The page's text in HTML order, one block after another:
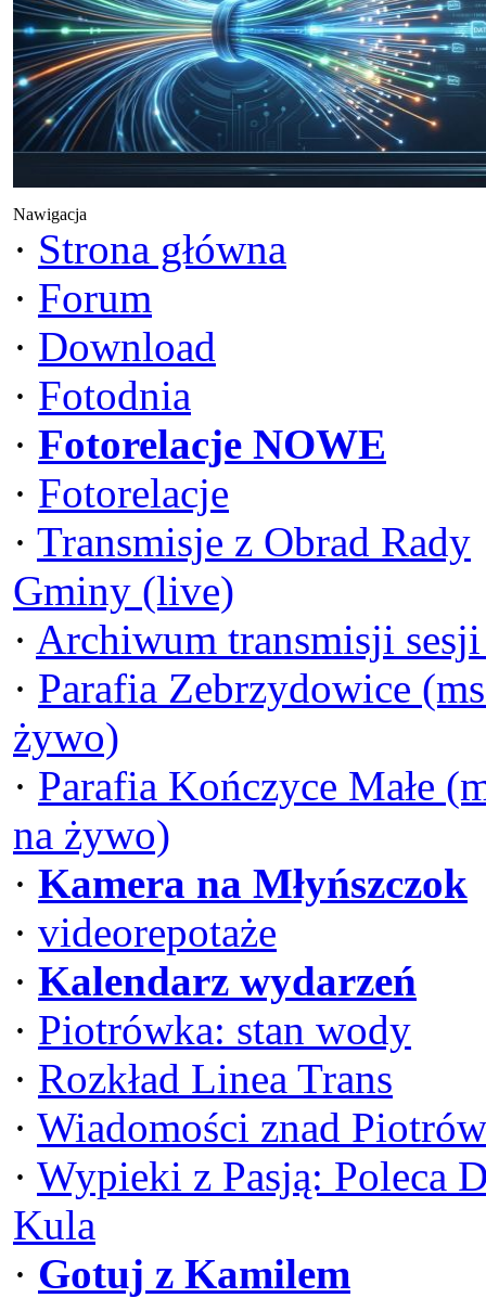
Nawigacja
· Strona główna
· Forum
· Download
· Fotodnia
· Fotorelacje NOWE
· Fotorelacje
· Transmisje z Obrad Rady
Gminy (live)
· Archiwum transmisji
· Parafia Zebrzydowice
żywo)
· Parafia Kończyce Małe
na żywo)
· Kamera na Młyńszczok
· videorepotaże
· Kalendarz wydarzeń
· Piotrówka: stan wody
· Rozkład Linea Trans
· Wiadomości znad
· Wypieki z Pasją: Poleca
Kula
· Gotuj z Kamilem